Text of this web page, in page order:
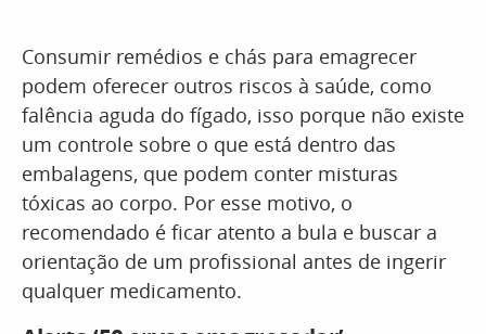
Consumir remédios e chás para emagrecer
podem oferecer outros riscos à saúde, como
falência aguda do fígado, isso porque não existe
um controle sobre o que está dentro das
embalagens, que podem conter misturas
tóxicas ao corpo. Por esse motivo, o
recomendado é ficar atento a bula e buscar a
orientação de um profissional antes de ingerir
qualquer medicamento.